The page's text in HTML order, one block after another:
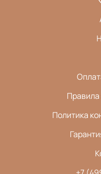
Правила
Политика